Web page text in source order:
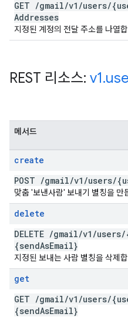
GET /gmail/v1 /users/
Addresses
지정된 계정의 전달 주소를 나열
REST 리소스: v1.
메서드
create
POST /gmail/v1 /users/
맞춤 '보낸사람' 보내기 별칭을 만
delete
DELETE /gmail/v1 /users/
{sendAsEmail}
지정된 보내는 사람 별칭을 삭제
get
GET /gmail/v1 /users/
{sendAsEmail}